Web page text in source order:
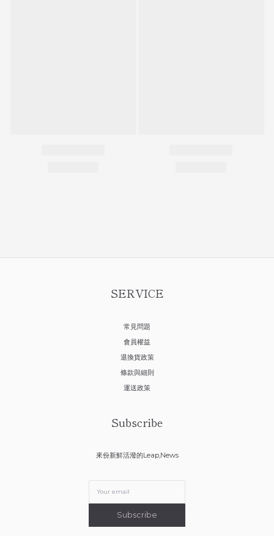
SERVICE
常見問題
會員權益
退換貨政策
條款與細則
運送政策
Subscribe
來份新鮮活潑的Leap,News
Subscribe